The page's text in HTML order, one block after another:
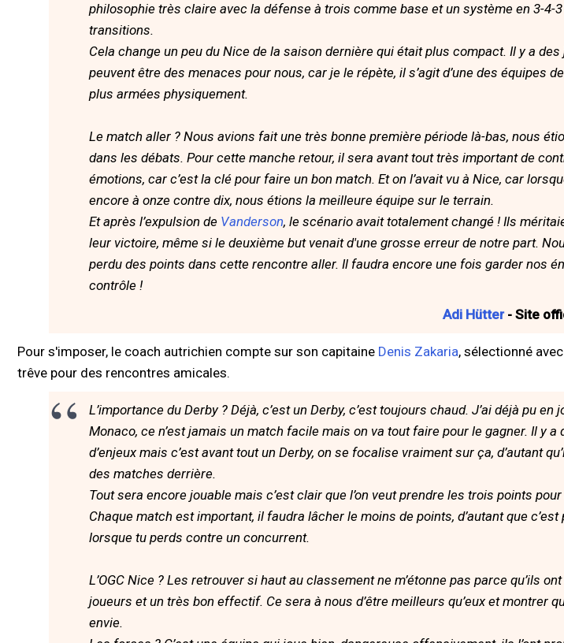
philosophie très claire avec la défense à trois comme base et un système en 3-4-
transitions.
Cela change un peu du Nice de la saison dernière qui était plus compact. Il y a
peuvent être des menaces pour nous, car je le répète, il s’agit d’une des équipes
plus armées physiquement.
Le match aller ? Nous avions fait une très bonne première période là-bas, nous
dans les débats. Pour cette manche retour, il sera avant tout très important de
émotions, car c’est la clé pour faire un bon match. Et on l’avait vu à Nice, car
encore à onze contre dix, nous étions la meilleure équipe sur le terrain.
Et après l’expulsion de Vanderson, le scénario avait totalement changé ! Ils
leur victoire, même si le deuxième but venait d'une grosse erreur de notre part.
perdu des points dans cette rencontre aller. Il faudra encore une fois garder nos
contrôle !
Adi Hütter- Site
Pour s'imposer, le coach autrichien compte sur son capitaine Denis Zakaria, sélectionné
trêve pour des rencontres amicales.
L’importance du Derby ? Déjà, c’est un Derby, c’est toujours chaud. J’ai déjà pu en
Monaco, ce n’est jamais un match facile mais on va tout faire pour le gagner. Il y a
d’enjeux mais c’est avant tout un Derby, on se focalise vraiment sur ça, d’autant
des matches derrière.
Tout sera encore jouable mais c’est clair que l’on veut prendre les trois points pour
Chaque match est important, il faudra lâcher le moins de points, d’autant que
lorsque tu perds contre un concurrent.
L’OGC Nice ? Les retrouver si haut au classement ne m’étonne pas parce qu’ils
joueurs et un très bon effectif. Ce sera à nous d’être meilleurs qu’eux et montrer
envie.